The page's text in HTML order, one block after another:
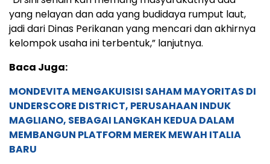
yang nelayan dan ada yang budidaya rumput laut,
jadi dari Dinas Perikanan yang mencari dan akhirnya
kelompok usaha ini terbentuk,” lanjutnya.
Baca Juga:
MONDEVITA MENGAKUISISI SAHAM MAYORITAS DI
UNDERSCORE DISTRICT, PERUSAHAAN INDUK
MAGLIANO, SEBAGAI LANGKAH KEDUA DALAM
MEMBANGUN PLATFORM MEREK MEWAH ITALIA
BARU